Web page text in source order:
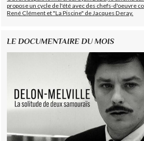
propose un cycle de l'été avec des chefs-d'oeuvre
René Clément et "La Piscine" de Jacques Deray.
LE DOCUMENTAIRE DU MOIS